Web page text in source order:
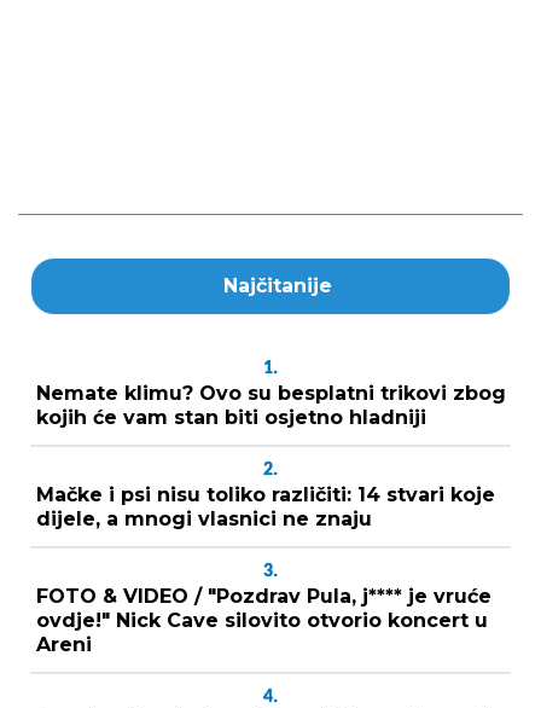
Najčitanije
1.
Nemate klimu? Ovo su besplatni trikovi zbog
kojih će vam stan biti osjetno hladniji
2.
Mačke i psi nisu toliko različiti: 14 stvari koje
dijele, a mnogi vlasnici ne znaju
3.
FOTO & VIDEO / "Pozdrav Pula, j**** je vruće
ovdje!" Nick Cave silovito otvorio koncert u
Areni
4.